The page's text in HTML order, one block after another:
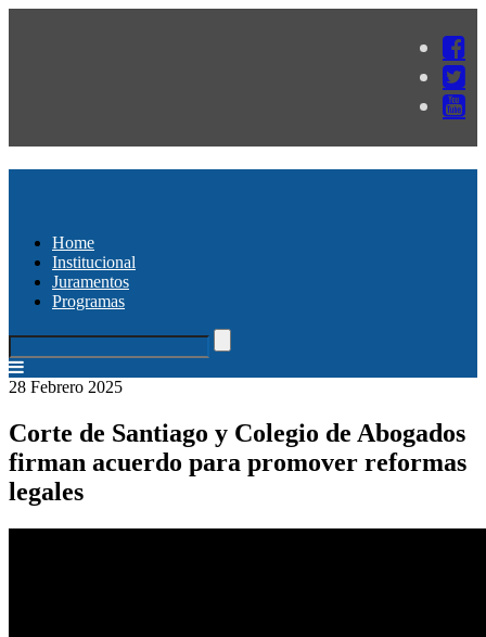
Home
Institucional
Juramentos
Programas
28 Febrero 2025
Corte de Santiago y Colegio de Abogados
firman acuerdo para promover reformas
legales